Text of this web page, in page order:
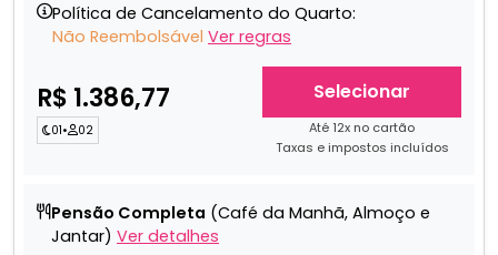
Política de Cancelamento do Quarto:
Não Reembolsável Ver regras
R$ 1.386,77
01• 02
Selecionar
Até 12x no cartão
Taxas e impostos incluídos
Pensão Completa (Café da Manhã, Almoço e
Jantar) Ver detalhes